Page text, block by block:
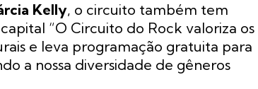
Kelly, o circuito também tem
“O Circuito do Rock valoriza os
e leva programação gratuita para
a nossa diversidade de gêneros